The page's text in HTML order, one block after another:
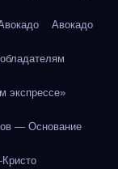
Авокадо
экспрессе»
— Основание